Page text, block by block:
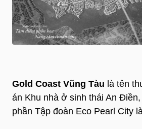
Gold Coast Vũng Tàu là tên
án Khu nhà ở sinh thái An
phần Tập đoàn Eco Pearl City